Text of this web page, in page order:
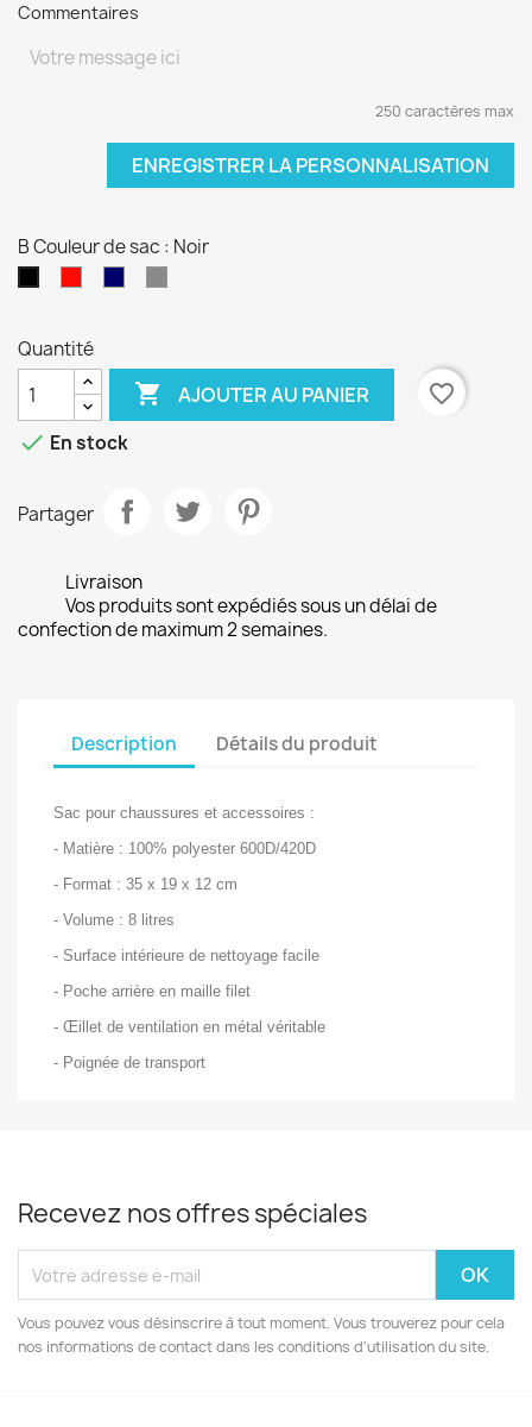
Commentaires
250 caractères max
ENREGISTRER LA PERSONNALISATION
B Couleur de sac : Noir
Quantité
 AJOUTER AU PANIER
favorite_border
 En stock
Partager
Livraison
Vos produits sont expédiés sous un délai de
confection de maximum 2 semaines.
Description Détails du produit
Sac pour chaussures et accessoires :
- Matière : 100% polyester 600D/420D
- Format : 35 x 19 x 12 cm
- Volume : 8 litres
- Surface intérieure de nettoyage facile
- Poche arrière en maille filet
- Œillet de ventilation en métal véritable
- Poignée de transport
Recevez nos offres spéciales
Vous pouvez vous désinscrire à tout moment. Vous trouverez pour cela
nos informations de contact dans les conditions d'utilisation du site.